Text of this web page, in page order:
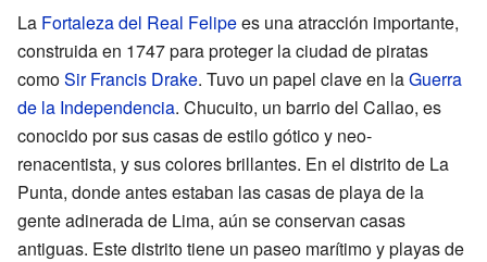
La Fortaleza del Real Felipees una atracción importante,
construida en 1747 para proteger la ciudad de piratas
comoSir Francis Drake. Tuvo un papel clave en laGuerra
de la Independencia. Chucuito, un barrio del Callao, es
conocido por sus casas de estilo gótico y neo-
renacentista, y sus colores brillantes. En el distrito de La
Punta, donde antes estaban las casas de playa de la
gente adinerada de Lima, aún se conservan casas
antiguas. Este distrito tiene un paseo marítimo y playas de